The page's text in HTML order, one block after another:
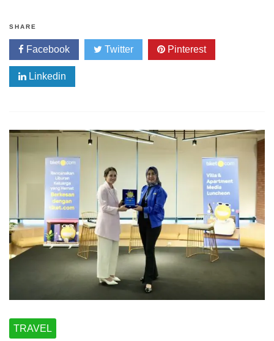
SHARE
Facebook Twitter Pinterest
Linkedin
TRAVEL